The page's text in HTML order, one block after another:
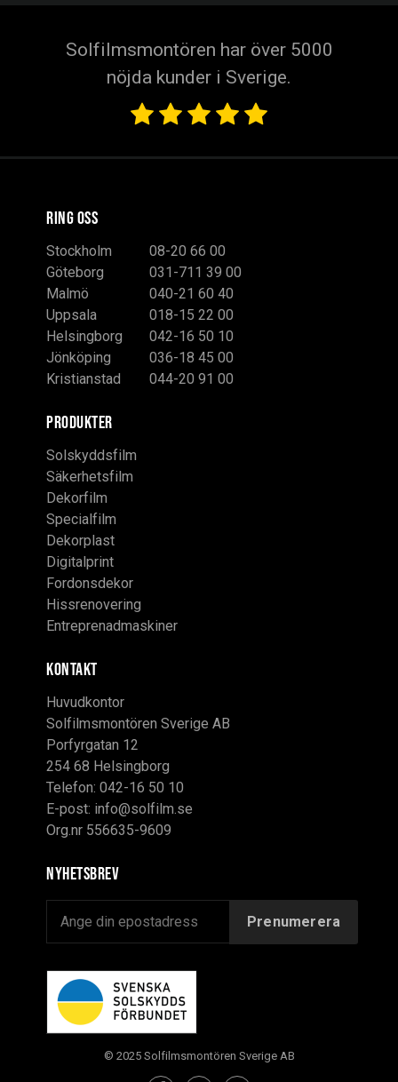
Solfilmsmontören har över 5000
nöjda kunder i Sverige.
RING OSS
Stockholm
08-20 66 00
Göteborg
031-711 39 00
Malmö
040-21 60 40
Uppsala
018-15 22 00
Helsingborg
042-16 50 10
Jönköping
036-18 45 00
Kristianstad
044-20 91 00
PRODUKTER
Solskyddsfilm
Säkerhetsfilm
Dekorfilm
Specialfilm
Dekorplast
Digitalprint
Fordonsdekor
Hissrenovering
Entreprenadmaskiner
KONTAKT
Huvudkontor
Solfilmsmontören Sverige AB
Porfyrgatan 12
254 68 Helsingborg
Telefon: 042-16 50 10
E-post: info@solfilm.se
Org.nr 556635-9609
Nyhetsbrev
© 2025 Solfilmsmontören Sverige AB